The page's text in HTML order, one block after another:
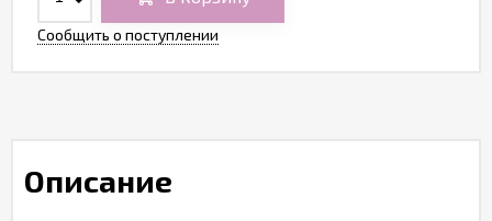
Сообщить о поступлении
Описание